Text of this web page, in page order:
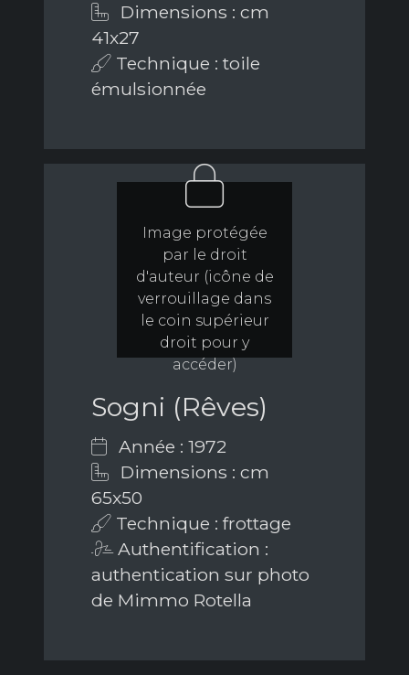
Dimensions : cm
41x27
Technique : toile
émulsionnée
Image protégée
par le droit
d'auteur (icône de
verrouillage dans
le coin supérieur
droit pour y
accéder)
Sogni (Rêves)
Année : 1972
Dimensions : cm
65x50
Technique : frottage
Authentification :
authentication sur photo
de Mimmo Rotella